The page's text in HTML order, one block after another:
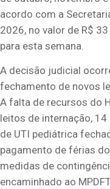
acordo com a
2026, no valor de R$
para esta semana.
A decisão judicial
fechamento de novos
A falta de recursos do
leitos de internação,
de UTI pediátrica
pagamento de férias
medidas de
encaminhado ao